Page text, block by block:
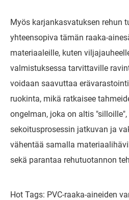
Myös karjankasvatuksen rehun
yhteensopiva tämän raaka-
materiaaleille, kuten
valmistuksessa tarvittaville
voidaan saavuttaa
ruokinta, mikä ratkaisee
ongelman, joka on altis
sekoitusprosessin jatkuvan ja
vähentää samalla
sekä parantaa rehutuotannon
Hot Tags: PVC-raaka-aineiden